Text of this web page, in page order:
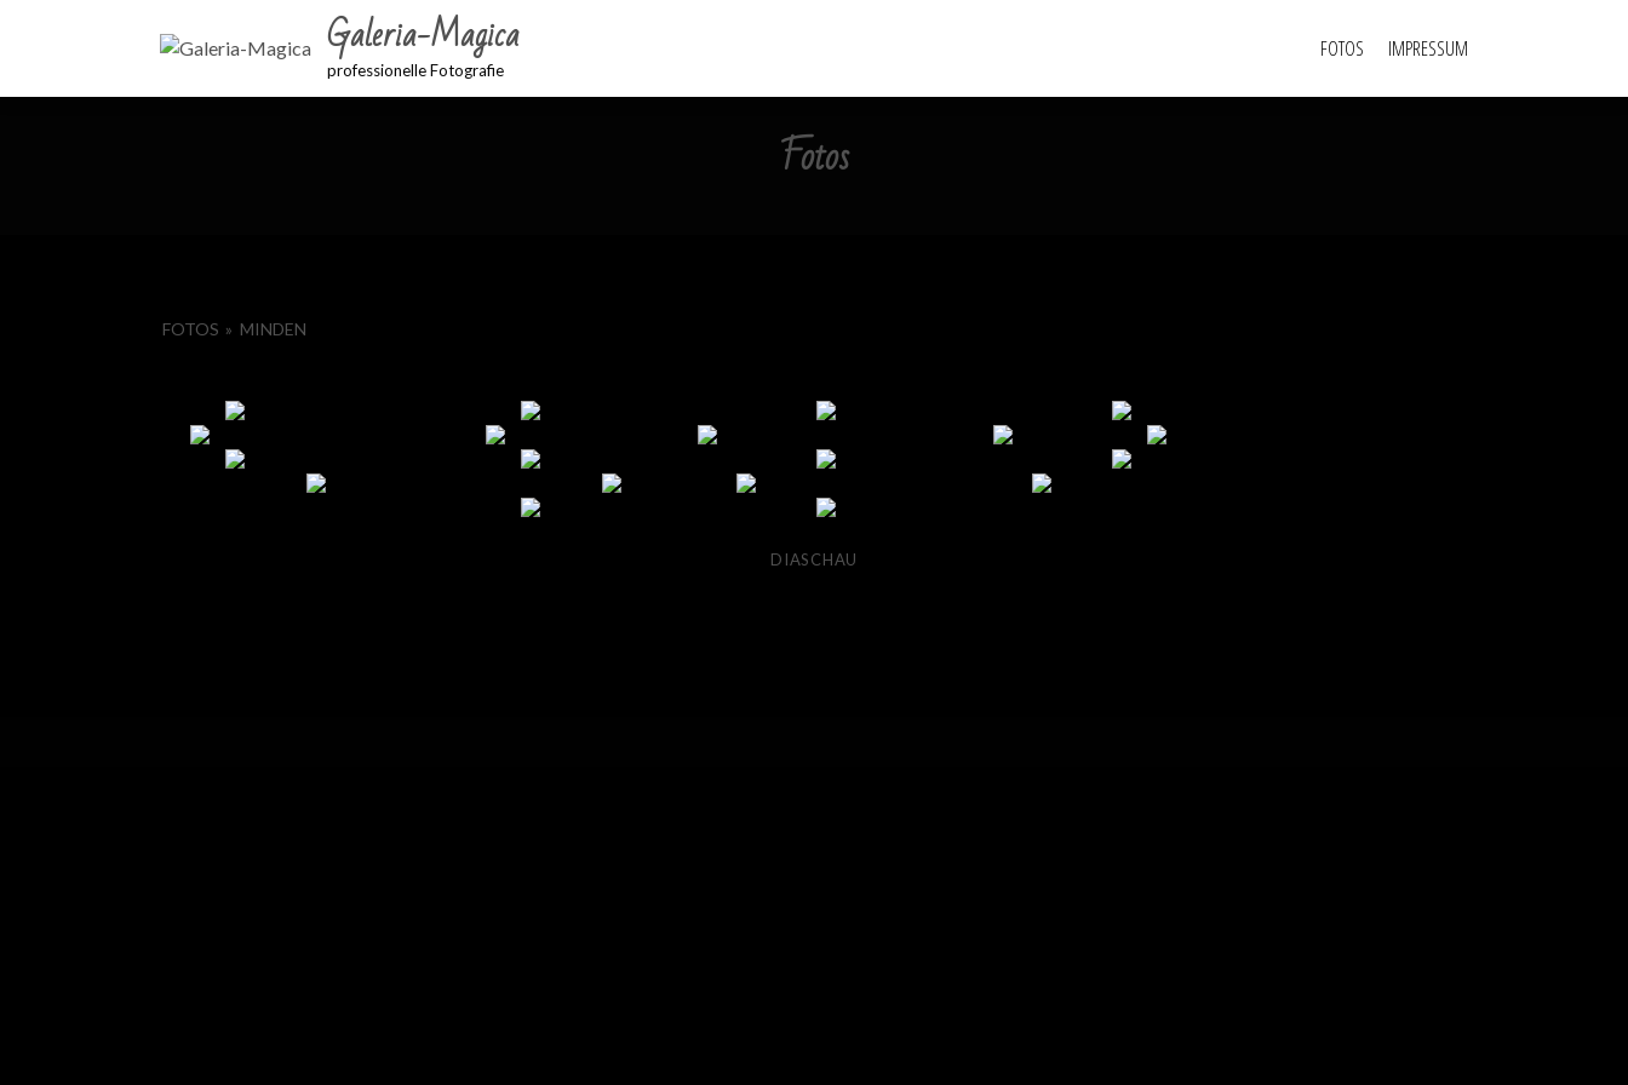
Galeria-Magica
professionelle Fotografie
FOTOS IMPRESSUM
Fotos
FOTOS » MINDEN
DIASCHAU